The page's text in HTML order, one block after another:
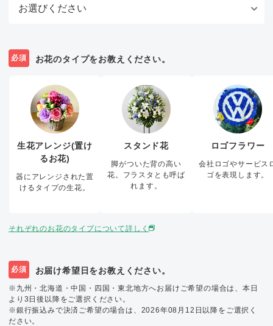
必須 お花のタイプをお教えください。
生花アレンジ(置け
るお花)
器にアレンジされた置
けるタイプの生花。
スタンド花
脚がついた背の高い
花。フラスタとも呼ば
れます。
ロゴフラワー
会社ロゴやサービス
ゴを表現します。
それぞれのお花のタイプについて詳しく
必須 お届け希望日をお教えください。
※九州・北海道・中国・四国・東北地方へお届けご希望の場合は、本日
より3日後以降をご選択ください。
※銀行振込みで決済ご希望の場合は、2026年08月12日以降をご選択く
ださい。